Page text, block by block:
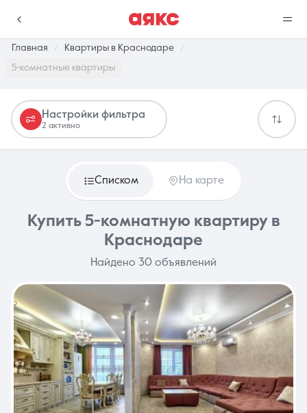
Избранное
0 объявлений 0 объявлений
Недвижимость Услуги
О компании
8 (861) 297-00-00
Главная Квартиры в Краснодаре
5-комнатные квартиры
Настройки фильтра
2 активно
Списком На карте
Купить 5-комнатную квартиру в
Краснодаре
Найдено 30 объявлений